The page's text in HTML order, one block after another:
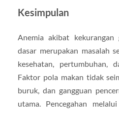
Kesimpulan
Anemia akibat
dasar merupakan masalah
kesehatan, pertumbuhan,
Faktor pola makan tidak
buruk, dan gangguan
utama. Pencegahan